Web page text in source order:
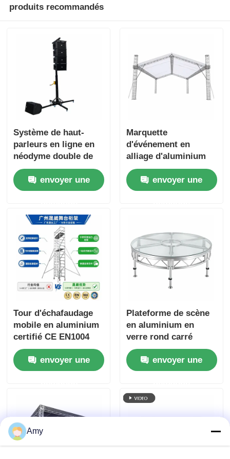
produits recommandés
Système de haut-
parleurs en ligne en
néodyme double de
10 pouces avec
support de treuil
manuel et base
points pour le son
audio professionnel
envoyer une
Marquette
d'événement en
alliage d'aluminium
6061-T6 avec un toit
en PVC imperméable
à l'eau et une
envoyer une
Tour d'échafaudage
mobile en aluminium
certifié CE EN1004
avec alliage
d'aluminium 6061-T6
et hauteur réglable de
envoyer une
Plateforme de scène
en aluminium en
verre rond carré
portable amovible
pour les événements
envoyer une
Amy